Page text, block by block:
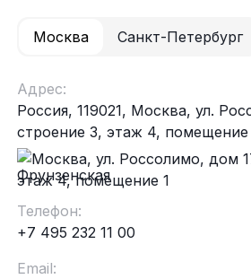
Москва Санкт-Петербург
Адрес:
Россия, 119021, Москва, ул.
строение 3, этаж 4, помещение
Фрунзенская
Телефон:
+7 495 232 11 00
Email: